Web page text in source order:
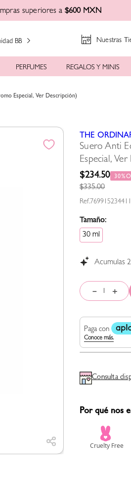
superiores a $600 MXN
BB Nuestras
PERFUMES REGALOS Y MINIS
Especial, Ver Descripción)
THE
Suero Anti
Especial,
$234.50 30%
$335.00
Tamaño:
30 ml
Acumulas
＋
－
Consulta
Por qué nos